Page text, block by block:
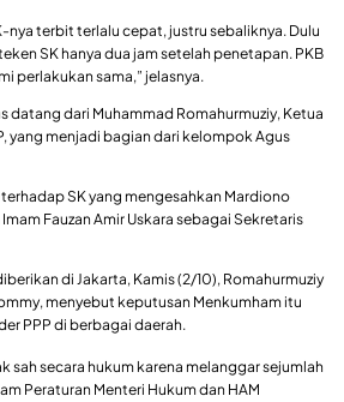
nya terbit terlalu cepat, justru sebaliknya. Dulu
SK hanya dua jam setelah penetapan. PKB
perlakukan sama,” jelasnya.
datang dari Muhammad Romahurmuziy, Ketua
yang menjadi bagian dari kelompok Agus
SK yang mengesahkan Mardiono
Fauzan Amir Uskara sebagai Sekretaris
di Jakarta, Kamis (2/10), Romahurmuziy
menyebut keputusan Menkumham itu
PPP di berbagai daerah.
sah secara hukum karena melanggar sejumlah
Peraturan Menteri Hukum dan HAM